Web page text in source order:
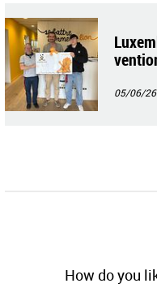
05/06/26
How do you